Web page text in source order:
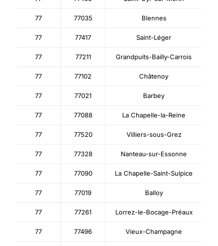
77 77035 Blennes
77 77417 Saint-Léger
77 77211 Grandpuits-Bailly-Carrois
77 77102 Châtenoy
77 77021 Barbey
77 77088 La Chapelle-la-Reine
77 77520 Villiers-sous-Grez
77 77328 Nanteau-sur-Essonne
77 77090 La Chapelle-Saint-Sulpice
77 77019 Balloy
77 77261 Lorrez-le-Bocage-Préaux
77 77496 Vieux-Champagne